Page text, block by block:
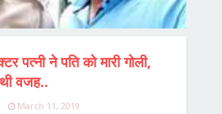
पत्नी ने पति को मारी गोली,
वजह..
March 11, 2019